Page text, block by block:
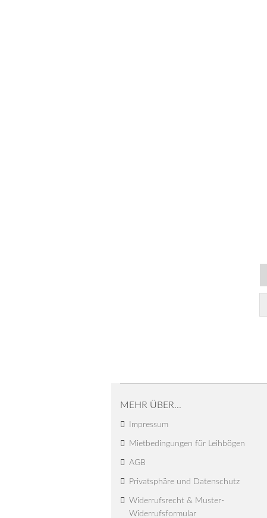
MEHR ÜBER...
Impressum
Mietbedingungen für Leihbögen
AGB
Privatsphäre und Datenschutz
Widerrufsrecht & Muster-
Widerrufsformular